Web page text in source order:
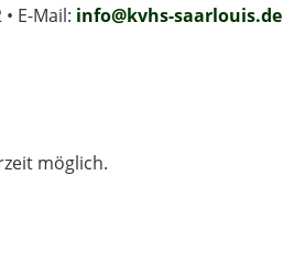
E-Mail: info@kvhs-saarlouis.de
möglich.